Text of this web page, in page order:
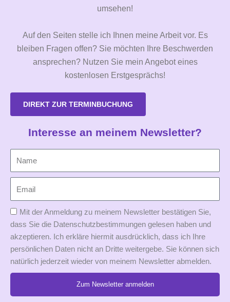
umsehen!
Auf den Seiten stelle ich Ihnen meine Arbeit vor. Es
bleiben Fragen offen? Sie möchten Ihre Beschwerden
ansprechen? Nutzen Sie mein Angebot eines
kostenlosen Erstgesprächs!
DIREKT ZUR TERMINBUCHUNG
Interesse an meinem Newsletter?
Mit der Anmeldung zu meinem Newsletter bestätigen Sie,
dass Sie die Datenschutzbestimmungen gelesen haben und
akzeptieren. Ich erkläre hiermit ausdrücklich, dass ich Ihre
persönlichen Daten nicht an Dritte weitergebe. Sie können sich
natürlich jederzeit wieder von meinem Newsletter abmelden.
Zum Newsletter anmelden